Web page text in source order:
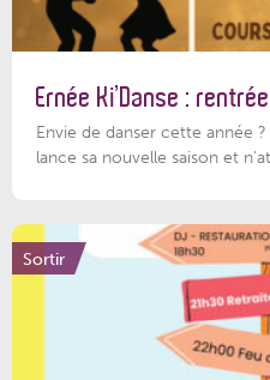
Ernée Ki’Danse :
Envie de danser cette année
lance sa nouvelle saison et
Sortir